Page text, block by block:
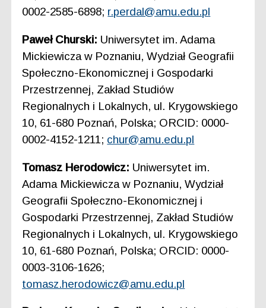
0002-2585-6898; r.perdal@amu.edu.pl
Paweł Churski: Uniwersytet im. Adama
Mickiewicza w Poznaniu, Wydział Geografii
Społeczno-Ekonomicznej i Gospodarki
Przestrzennej, Zakład Studiów
Regionalnych i Lokalnych, ul. Krygowskiego
10, 61-680 Poznań, Polska; ORCID: 0000-
0002-4152-1211; chur@amu.edu.pl
Tomasz Herodowicz: Uniwersytet im.
Adama Mickiewicza w Poznaniu, Wydział
Geografii Społeczno-Ekonomicznej i
Gospodarki Przestrzennej, Zakład Studiów
Regionalnych i Lokalnych, ul. Krygowskiego
10, 61-680 Poznań, Polska; ORCID: 0000-
0003-3106-1626;
tomasz.herodowicz@amu.edu.pl